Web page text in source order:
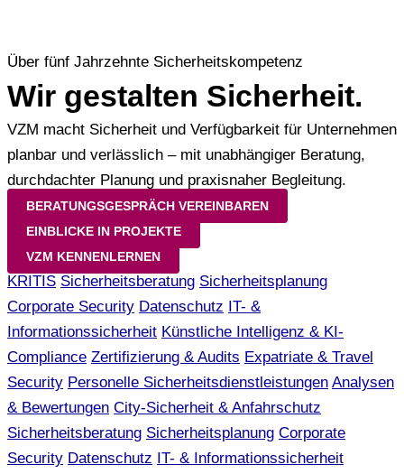
Über fünf Jahrzehnte Sicherheitskompetenz
Wir gestalten Sicherheit.
VZM macht Sicherheit und Verfügbarkeit für Unternehmen
planbar und verlässlich – mit unabhängiger Beratung,
durchdachter Planung und praxisnaher Begleitung.
BERATUNGSGESPRÄCH VEREINBAREN
EINBLICKE IN PROJEKTE
VZM KENNENLERNEN
KRITIS Sicherheitsberatung Sicherheitsplanung
Corporate Security Datenschutz IT- &
Informationssicherheit Künstliche Intelligenz & KI-
Compliance Zertifizierung & Audits Expatriate & Travel
Security Personelle Sicherheitsdienstleistungen Analysen
& Bewertungen City-Sicherheit & Anfahrschutz
Sicherheitsberatung Sicherheitsplanung Corporate
Security Datenschutz IT- & Informationssicherheit